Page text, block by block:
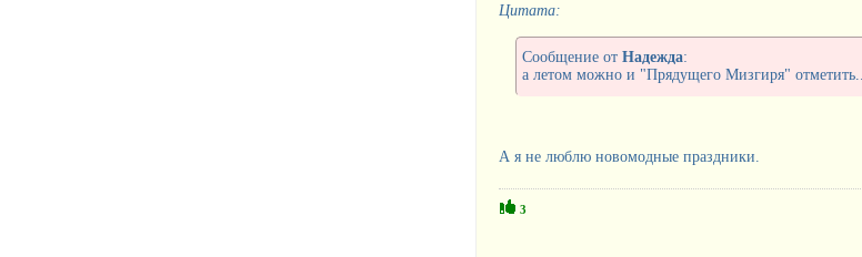
Цитата:
Сообщение от Надежда:
а летом можно и "Прядущего Мизгиря" отметить...
А я не люблю новомодные праздники.
3